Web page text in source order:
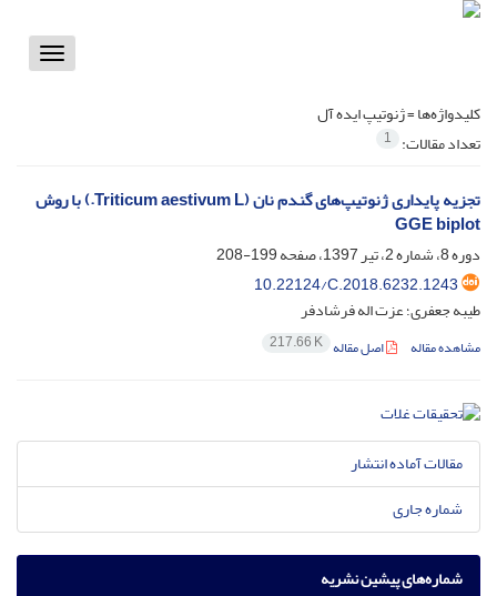
Toggle
کلیدواژه‌ها =ژنوتیپ ایده آل
تعداد مقالات: 1
تجزیه پایداری ژنوتیپ‌های گندم نان (Triticum aestivum L.) با روش
GGE biplot
دوره 8، شماره 2، تیر 1397، صفحه
199-208
10.22124/C.2018.6232.1243
طیبه جعفری؛ عزت اله فرشادفر
مشاهده مقاله اصل مقاله 217.66 K
مقالات آماده انتشار
شماره جاری
شماره‌های پیشین نشریه